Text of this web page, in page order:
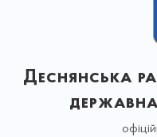
Деснянська
державна